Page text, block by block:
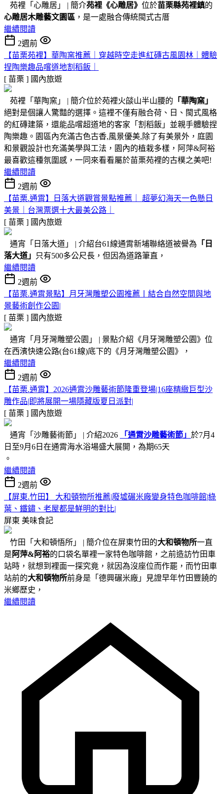
苑裡「心雕居」 | 簡介苑裡 《心雕居》 位於苗栗縣苑裡鎮的
心雕居木雕藝文園區 ，是一處融合傳統閩式古厝
繼續閱讀
2週前
【苗栗苑裡】華陶窯推薦｜穿越時空走進紅磚古風園林｜體驗
捏陶樂趣品嚐道地割稻飯｜
[ 苗栗 ] 國內旅遊
苑裡「華陶窯」 | 簡介位於苑裡火燄山半山腰的 「華陶窯」
絕對是個讓人驚豔的選擇。這裡不僅有融合荷、日、閩式風格
的紅磚建築，還能品嚐超道地的客家「割稻飯」並親手體驗捏
陶樂趣。園區內充滿古色古香,風景優美,除了有美景外，庭園
和景觀設計也充滿美學與工法，園內的植栽多樣，阿萍&阿裕
最喜歡這種氛圍感，一同來看看屬於苗栗苑裡的古樸之美吧!
繼續閱讀
2週前
【苗栗.通霄】日落大道觀賞景點推薦｜ 超夢幻海天一色懸日
美景｜台灣票選十大最美公路｜
[ 苗栗 ] 國內旅遊
通宵「日落大道」 | 介紹台61線通霄新埔聯絡道被譽為 「日
落大道」
只有500多公尺長，但因為道路筆直，
繼續閱讀
2週前
【苗栗.通霄景點】月牙灣雕塑公園推薦〡結合自然空間與地
景藝術創作公園|
[ 苗栗 ] 國內旅遊
通宵「月牙灣雕塑公園」 | 景點介紹《月牙灣雕塑公園》位
在西濱快速公路(台61線)底下的《月牙灣雕塑公園》，
繼續閱讀
2週前
【苗栗.通霄】2026通霄沙雕藝術節隆重登場|16座精緻巨型沙
雕作品|即將展開一場隱藏版夏日派對|
[ 苗栗 ] 國內旅遊
通宵「沙雕藝術節」 | 介紹2026 「通霄沙雕藝術節」 於7月4
日至9月6日在通霄海水浴場盛大展開，為期65天
。
繼續閱讀
2週前
【屏東.竹田】 大和頓物所推薦|廢墟碾米廠變身特色咖啡館|綠
葉、鐵鏽、老屋都是鮮明的對比|
屏東 美味食記
竹田「大和頓悟所」 | 簡介位在屏東竹田的大和頓物所一直
是 阿萍&阿裕的口袋名單裡一家特色咖啡館，之前造訪竹田車
站時，就想到裡面一探究竟，就因為沒座位而作罷，而竹田車
站前的大和頓物所前身是「德興碾米廠」見證早年竹田豐饒的
米鄉歷史，
繼續閱讀